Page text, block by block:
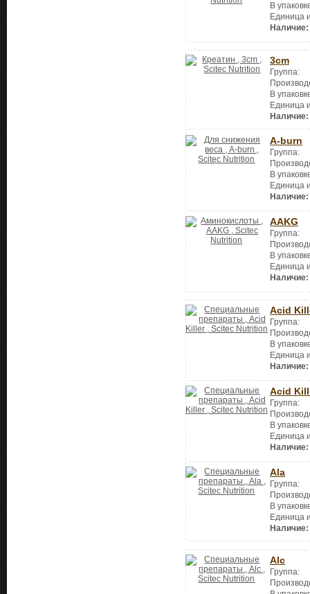
В
Единица
Наличие:
3cm
Группа:
В
Единица
Наличие:
A-burn
Группа:
В
Единица
Наличие:
AAKG
Группа:
В
Единица
Наличие:
Acid
Группа:
В
Единица
Наличие:
Acid
Группа:
В
Единица
Наличие:
Ala
Группа:
В
Единица
Наличие:
Alc
Группа: